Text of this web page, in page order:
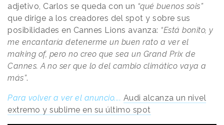
adjetivo, Carlos se queda con un “qué buenos sois”
que dirige a los creadores del spot y sobre sus
posibilidades en Cannes Lions avanza: “Está bonito, y
me encantaría detenerme un buen rato a ver el
making of, pero no creo que sea un Grand Prix de
Cannes. A no ser que lo del cambio climático vaya a
más”.
Para volver a ver el anuncio.... Audi alcanza un nivel
extremo y sublime en su último spot